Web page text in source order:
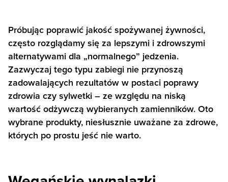
Próbując poprawić jakość spożywanej żywności,
często rozglądamy się za lepszymi i zdrowszymi
alternatywami dla „normalnego” jedzenia.
Zazwyczaj tego typu zabiegi nie przynoszą
zadowalających rezultatów w postaci poprawy
zdrowia czy sylwetki – ze względu na niską
wartość odżywczą wybieranych zamienników. Oto
wybrane produkty, niesłusznie uważane za zdrowe,
których po prostu jeść nie warto.